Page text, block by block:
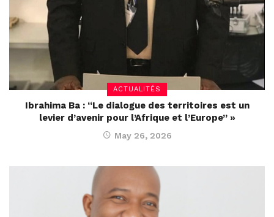
ACTUALITÉS
Ibrahima Ba : “Le dialogue des territoires est un
levier d’avenir pour l’Afrique et l’Europe” »
May 26, 2026